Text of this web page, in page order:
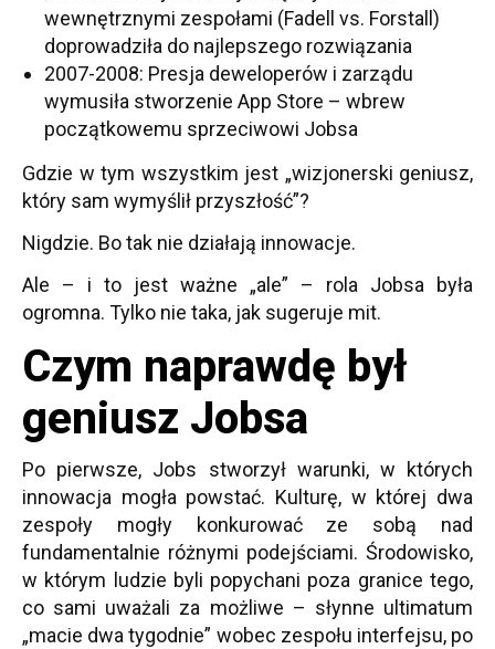
wewnętrznymi zespołami (Fadell vs. Forstall)
doprowadziła do najlepszego rozwiązania
2007-2008: Presja deweloperów i zarządu
wymusiła stworzenie App Store – wbrew
początkowemu sprzeciwowi Jobsa
Gdzie w tym wszystkim jest „wizjonerski geniusz,
który sam wymyślił przyszłość”?
Nigdzie. Bo tak nie działają innowacje.
Ale – i to jest ważne „ale” – rola Jobsa była
ogromna. Tylko nie taka, jak sugeruje mit.
Czym naprawdę był
geniusz Jobsa
Po pierwsze, Jobs stworzył warunki, w których
innowacja mogła powstać. Kulturę, w której dwa
zespoły mogły konkurować ze sobą nad
fundamentalnie różnymi podejściami. Środowisko,
w którym ludzie byli popychani poza granice tego,
co sami uważali za możliwe – słynne ultimatum
„macie dwa tygodnie” wobec zespołu interfejsu, po